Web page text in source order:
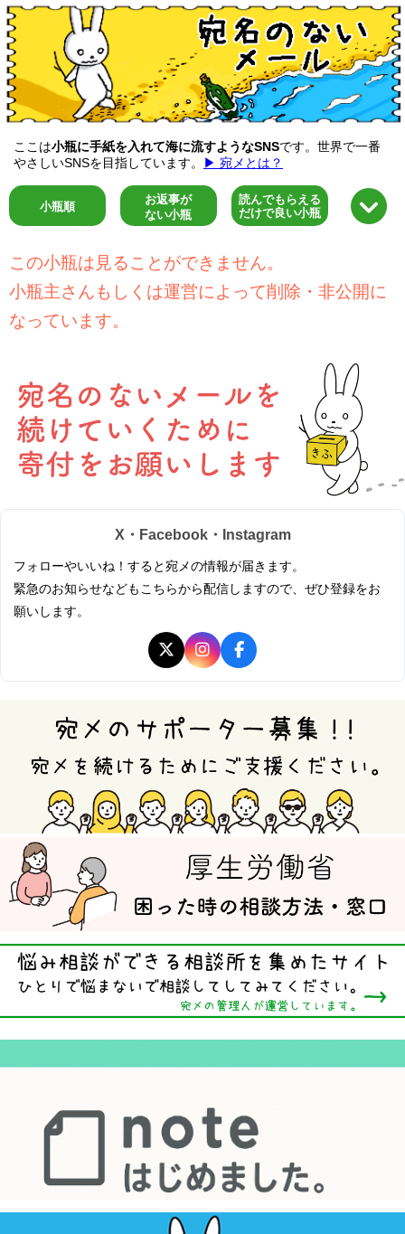
ここは小瓶に手紙を入れて海に流すようなSNSです。世界で一番
やさしいSNSを目指しています。
▶ 宛メとは？
小瓶順
お返事が
ない小瓶
読んでもらえる
だけで良い小瓶
この小瓶は見ることができません。
小瓶主さんもしくは運営によって削除・非公開に
なっています。
X・Facebook・Instagram
フォローやいいね！すると宛メの情報が届きます。
緊急のお知らせなどもこちらから配信しますので、ぜひ登録をお
願いします。